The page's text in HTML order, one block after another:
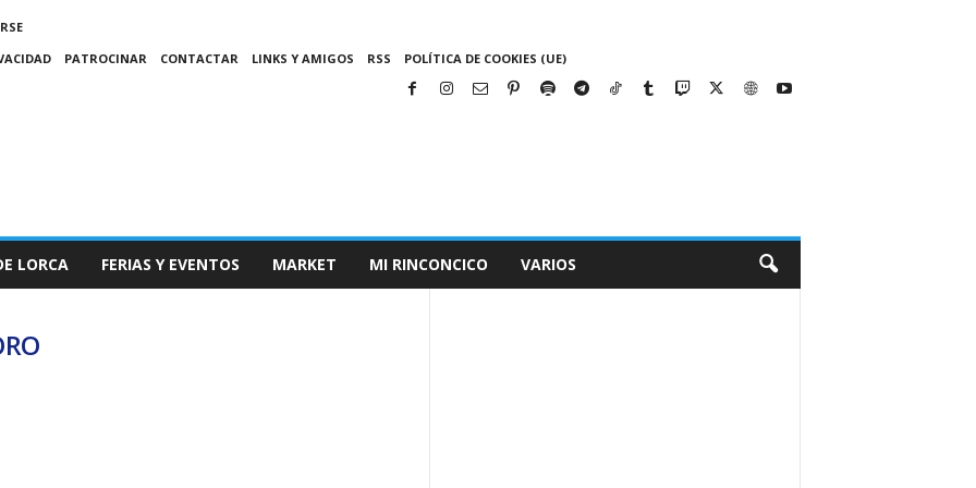
PATROCINAR CONTACTAR LINKS Y AMIGOS RSS POLÍTICA DE COOKIES (UE)
LORCA FERIAS Y EVENTOS MARKET MI RINCONCICO VARIOS